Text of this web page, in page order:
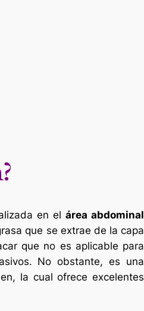
en elárea abdominal
que se extrae de la capa
que no es aplicable para
No obstante, es una
la cual ofrece excelentes